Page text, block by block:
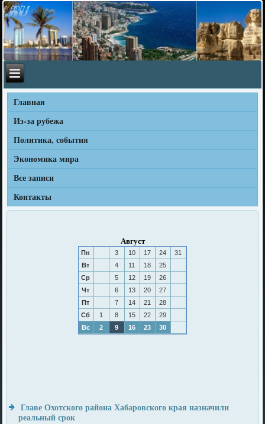
Главная
Из-за рубежа
Политика, события
Экономика мира
Все записи
Контакты
Август
Пн 3 10 17 24
31
Вт
4 11 18
25
Ср
5 12 19
26
Чт
6 13 20
27
Пт
7 14 21
28
Сб
1 8 15 22
29
Вс
2 9 16 23 30
Главе Охотского района Хабаровского края назначили
реальный срок